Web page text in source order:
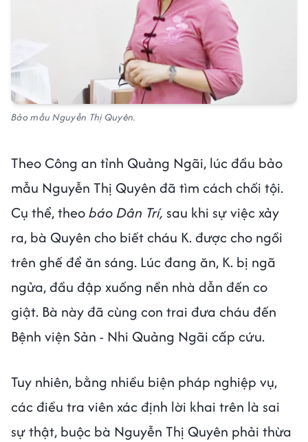
Bảo mẫu Nguyễn Thị Quyên.
Theo Công an tỉnh Quảng Ngãi, lúc đầu bảo
mẫu Nguyễn Thị Quyên đã tìm cách chối tội.
Cụ thể, theobáo Dân Trí, sau khi sự việc xảy
ra, bà Quyên cho biết cháu K. được cho ngồi
trên ghế để ăn sáng. Lúc đang ăn, K. bị ngã
ngửa, đầu đập xuống nền nhà dẫn đến co
giật. Bà này đã cùng con trai đưa cháu đến
Bệnh viện Sản - Nhi Quảng Ngãi cấp cứu.
Tuy nhiên, bằng nhiều biện pháp nghiệp vụ,
các điều tra viên xác định lời khai trên là sai
sự thật, buộc bà Nguyễn Thị Quyên phải thừa